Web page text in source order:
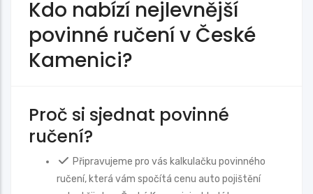
Kdo nabízí nejlevnější
povinné ručení v České
Kamenici?
Proč si sjednat povinné
ručení?
Připravujeme pro vás kalkulačku povinného
ručení, která vám spočítá cenu auto pojištění